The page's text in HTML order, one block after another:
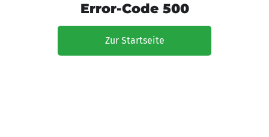
Error-Code 500
Zur Startseite